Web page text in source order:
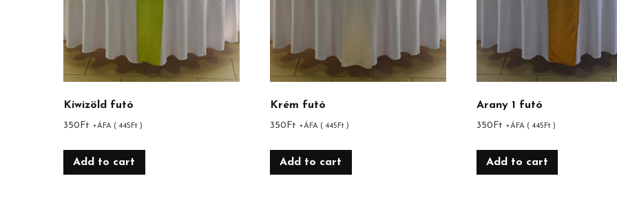
Kiwizöld futó
350 Ft +ÁFA ( 445 Ft )
Add to cart
Krém futó
350 Ft +ÁFA ( 445 Ft)
Add to cart
Arany 1 futó
350 Ft +ÁFA ( 445 Ft)
Add to cart